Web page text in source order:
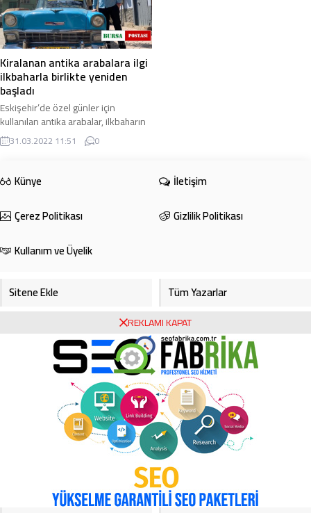
Kiralanan antika arabalara ilgi
ilkbaharla birlikte yeniden
başladı
Eskişehir’de özel günler için
kullanılan antika arabalar, ilkbaharın
gelmesiyle birlikte yeniden
görücüye çıktı. Özellikle yaz
31.03.2022 11:51 0
Künye
İletişim
Çerez Politikası
Gizlilik Politikası
Kullanım ve Üyelik
Sitene Ekle
Tüm Yazarlar
Foto Galeri
Video Galeri
Bursa Haberleri
Bursa Hava Durumu
Bursaspor
Ekonomi
Köşe Yazarları
Video Galeri
REKLAMI KAPAT